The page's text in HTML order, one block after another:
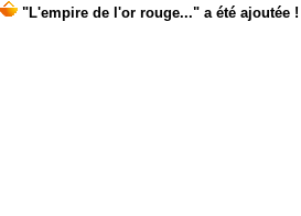
"L'empire de l'or rouge..." a été ajoutée !